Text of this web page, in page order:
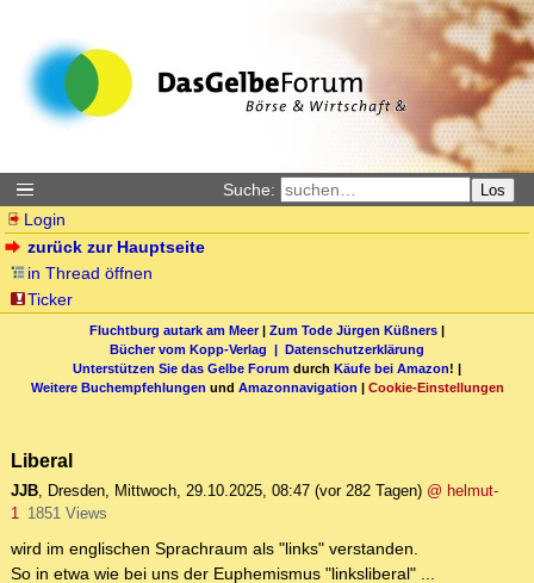
Suche: Los
Login
zurück zur Hauptseite
in Thread öffnen
Ticker
Fluchtburg autark am Meer| Zum Tode Jürgen Küßners |
Bücher vom Kopp-Verlag | Datenschutzerklärung
Unterstützen Sie das Gelbe Forum durch Käufe bei Amazon! |
Weitere Buchempfehlungen und Amazonnavigation | Cookie-Einstellungen
Liberal
JJB, Dresden, Mittwoch, 29.10.2025, 08:47 (vor 282 Tagen) @ helmut-
1 1851 Views
wird im englischen Sprachraum als "links" verstanden.
So in etwa wie bei uns der Euphemismus "linksliberal" ...